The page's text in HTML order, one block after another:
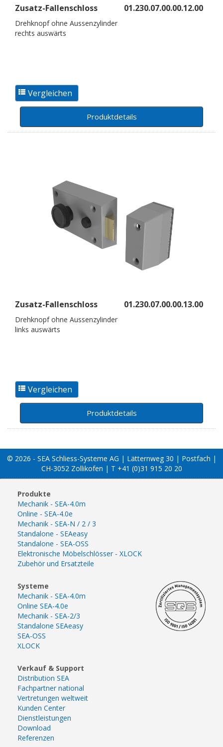
Zusatz-Fallenschloss 01.230.07.00.00.12.00
Drehknopf ohne Aussenzylinder
rechts auswärts
Produktdetails
Zusatz-Fallenschloss 01.230.07.00.00.13.00
Drehknopf ohne Aussenzylinder
links auswärts
Produktdetails
© 2026 - SEA Schliess-Systeme AG | Lätternweg 30 | Postfach |
CH-3052 Zollikofen | T +41 (0)31 915 20 20
Produkte
Mechanik - SEA-4.0m
Online - SEA-4.0e
Mechanik - SEA-N / 2 / 3
Standalone - SEAeasy
Standalone - SEA-OSS
Elektronische Möbelschlösser - XLOCK
Zubehör und Ersatzteile
Systeme
Mechanik - SEA-4.0m
Online SEA-4.0e
Mechanik - SEA-2/3
Standalone SEAeasy
SEA-OSS
XLOCK
Verkauf & Support
Distribution SEA
Fachpartner national
Vertretungen weltweit
Kunden Center
Dienstleistungen
Download
Referenzen